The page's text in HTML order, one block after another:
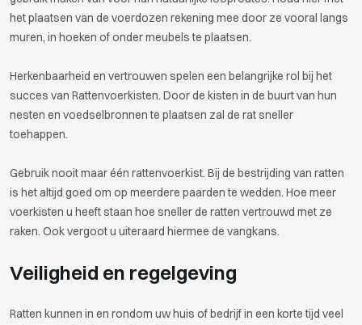
het plaatsen van de voerdozen rekening mee door ze vooral langs
muren, in hoeken of onder meubels te plaatsen.
Herkenbaarheid en vertrouwen spelen een belangrijke rol bij het
succes van Rattenvoerkisten. Door de kisten in de buurt van hun
nesten en voedselbronnen te plaatsen zal de rat sneller
toehappen.
Gebruik nooit maar één rattenvoerkist. Bij de bestrijding van ratten
is het altijd goed om op meerdere paarden te wedden. Hoe meer
voerkisten u heeft staan hoe sneller de ratten vertrouwd met ze
raken. Ook vergoot u uiteraard hiermee de vangkans.
Veiligheid en regelgeving
Ratten kunnen in en rondom uw huis of bedrijf in een korte tijd veel